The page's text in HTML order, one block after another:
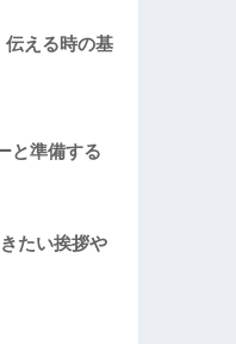
伝える時の基
と準備する
たい挨拶や